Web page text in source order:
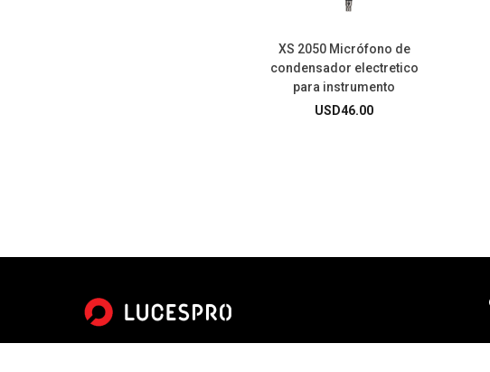
XS 2050 Micrófono de
condensador electretico
para instrumento
USD46.00